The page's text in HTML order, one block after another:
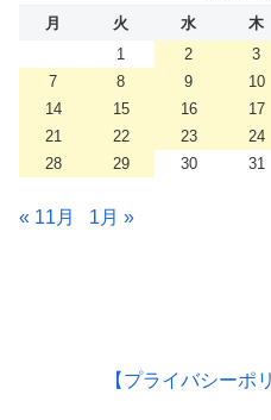
月 火 水 木
1
2 3
7
8 9 10
14
15 16 17
21
22 23 24
28
29 30 31
« 11月 1月 »
【プライバシーポ